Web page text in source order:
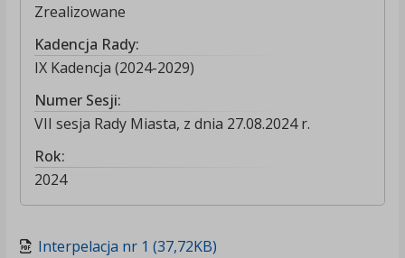
Zrealizowane
Kadencja Rady:
IX Kadencja (2024-2029)
Numer Sesji:
VII sesja Rady Miasta, z dnia 27.08.2024 r.
Rok:
2024
Interpelacja nr 1 (37,72KB)